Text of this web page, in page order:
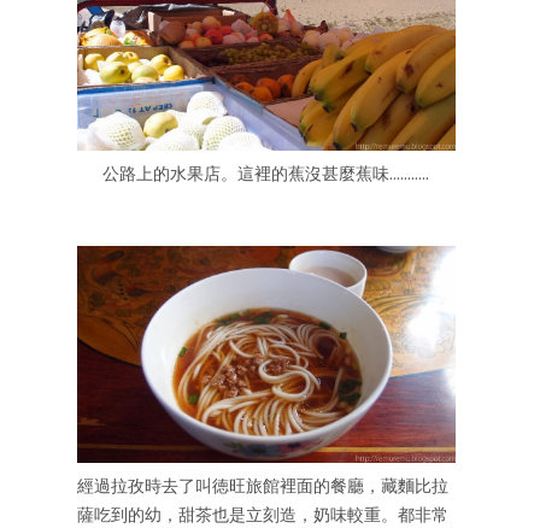
公路上的水果店。這裡的蕉沒甚麼蕉味...........
經過拉孜時去了叫徳旺旅館裡面的餐廳，藏麵比拉
薩吃到的幼，甜茶也是立刻造，奶味較重。都非常